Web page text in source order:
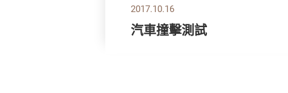
2017.10.16
汽車撞擊測試